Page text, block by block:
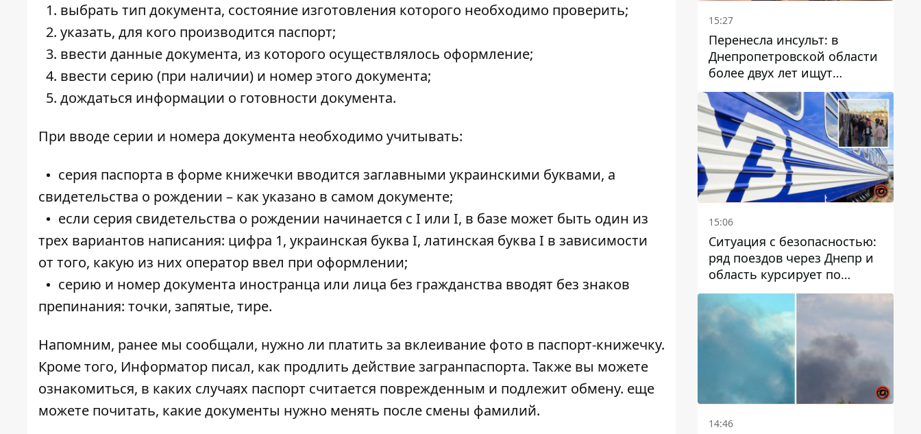
выбрать тип документа, состояние изготовления которого необходимо проверить;
указать, для кого производится паспорт;
ввести данные документа, из которого осуществлялось оформление;
ввести серию (при наличии) и номер этого документа;
дождаться информации о готовности документа.
При вводе серии и номера документа необходимо учитывать:
серия паспорта в форме книжечки вводится заглавными украинскими буквами, а
свидетельства о рождении – как указано в самом документе;
если серия свидетельства о рождении начинается с I или I, в базе может быть один из
трех вариантов написания: цифра 1, украинская буква I, латинская буква I в зависимости
от того, какую из них оператор ввел при оформлении;
серию и номер документа иностранца или лица без гражданства вводят без знаков
препинания: точки, запятые, тире.
Напомним, ранее мы сообщали, нужно ли платить за вклеивание фото в паспорт-книжечку.
Кроме того, Информатор писал, как продлить действие загранпаспорта. Также вы можете
ознакомиться, в каких случаях паспорт считается поврежденным и подлежит обмену. еще
можете почитать, какиедокументы нужно менять после смены фамилий.
15:27
Перенесла инсульт: в
Днепропетровской области
более двух лет ищут
пропавшую женщину
15:06
Ситуация с безопасностью:
ряд поездов через Днепр и
область курсирует по
измененному маршруту, а
часть пути заменили
автобусами и электричками
14:46